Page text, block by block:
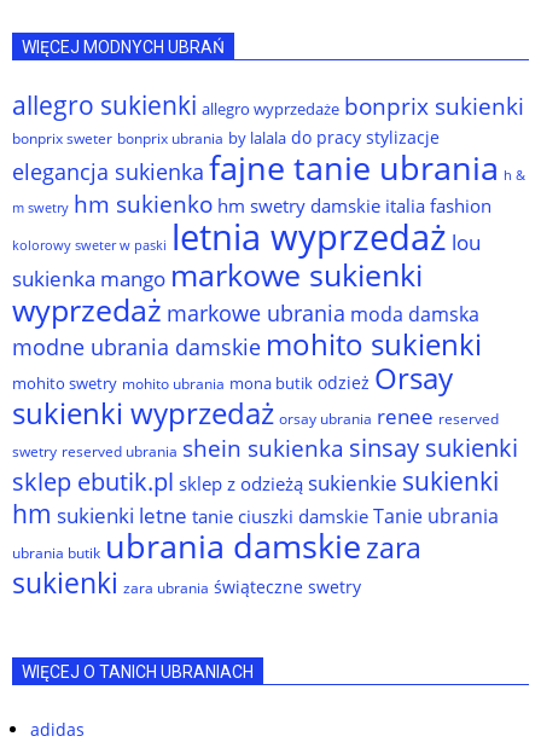
WIĘCEJ MODNYCH UBRAŃ
allegro sukienki allegro wyprzedaże bonprix sukienki
bonprix sweter bonprix ubrania by lalala do pracy stylizacje
elegancja sukienka fajne tanie ubrania h &
m swetry hm sukienko hm swetry damskie italia fashion
kolorowy sweter w paski letnia wyprzedaż lou
sukienka mango markowe sukienki
wyprzedaż markowe ubrania moda damska
modne ubrania damskie mohito sukienki
mohito swetry mohito ubrania mona butik odzież Orsay
sukienki wyprzedaż orsay ubrania renee reserved
swetry reserved ubrania shein sukienka sinsay sukienki
sklep ebutik.pl sklep z odzieżą sukienkie sukienki
hm sukienki letne tanie ciuszki damskie Tanie ubrania
ubrania butik ubrania damskiezara
sukienki zara ubrania świąteczne swetry
WIĘCEJ O TANICH UBRANIACH
adidas